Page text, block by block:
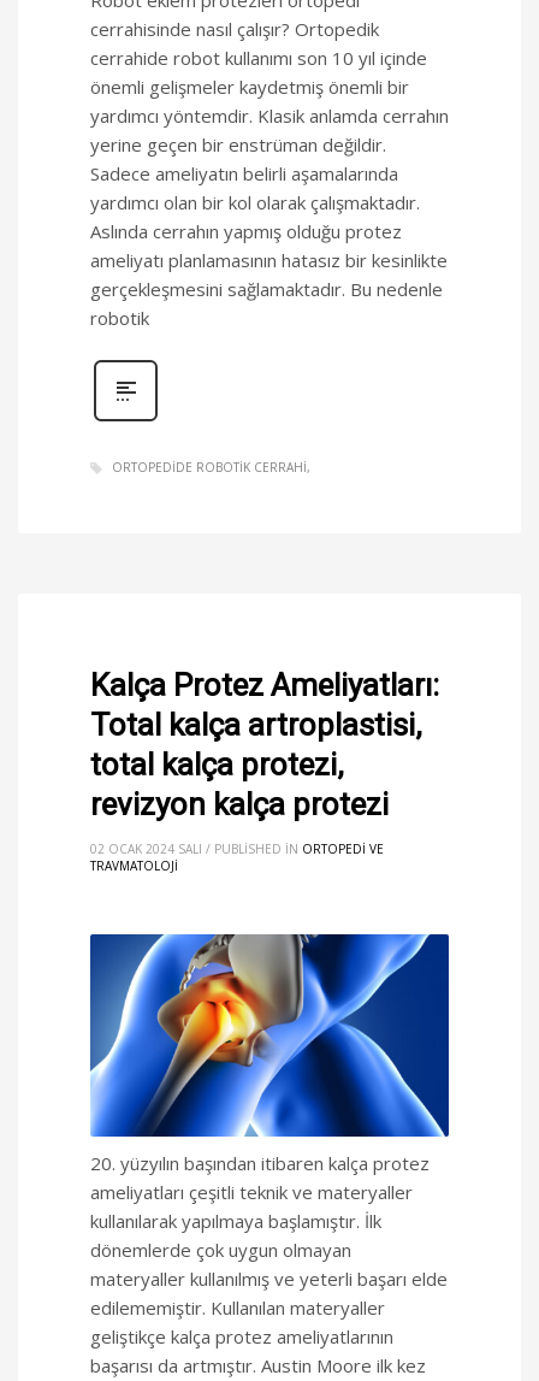
cerrahisinde nasıl çalışır? Ortopedik
cerrahide robot kullanımı son 10 yıl içinde
önemli gelişmeler kaydetmiş önemli bir
yardımcı yöntemdir. Klasik anlamda cerrahın
yerine geçen bir enstrüman değildir.
Sadece ameliyatın belirli aşamalarında
yardımcı olan bir kol olarak çalışmaktadır.
Aslında cerrahın yapmış olduğu protez
ameliyatı planlamasının hatasız bir kesinlikte
gerçekleşmesini sağlamaktadır. Bu nedenle
robotik
ORTOPEDIDE ROBOTIK CERRAHI
Kalça Protez Ameliyatları:
Total kalça artroplastisi,
total kalça protezi,
revizyon kalça protezi
02 OCAK 2024 SALI / PUBLISHED IN ORTOPEDI VE
TRAVMATOLOJI
20. yüzyılın başından itibaren kalça protez
ameliyatları çeşitli teknik ve materyaller
kullanılarak yapılmaya başlamıştır. İlk
dönemlerde çok uygun olmayan
materyaller kullanılmış ve yeterli başarı elde
edilememiştir. Kullanılan materyaller
geliştikçe kalça protez ameliyatlarının
başarısı da artmıştır. Austin Moore ilk kez